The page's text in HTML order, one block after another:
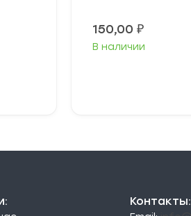
150,00 ₽
В наличии
Контакты: